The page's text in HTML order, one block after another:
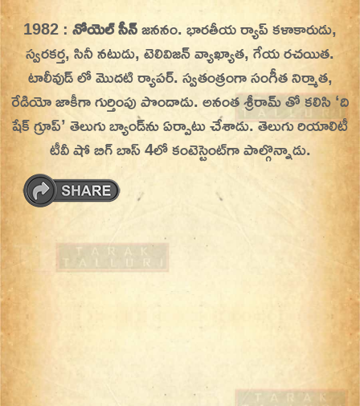
Skip
content
On This Day
Today in History | On This Day | This Day in
History | Today in India | What Happened
Today in India | Charitralo eroju | charitra lo
eroju |
1982 :నోయెల్ సీన్జననం. భారతీయ ర్యాప్ కళాకారుడు,
స్వరకర్త, సినీ నటుడు, టెలివిజన్ వ్యాఖ్యాత, గేయ రచయిత.
టాలీవుడ్ లో మొదటి ర్యాపర్. స్వతంత్రంగా సంగీత నిర్మాత,
రేడియో జాకీగా గుర్తింపు పొందాడు. అనంత శ్రీరామ్‌ తో కలిసి ‘ది
షేక్ గ్రూప్’ తెలుగు బ్యాండ్‌ను ఏర్పాటు చేశాడు. తెలుగు రియాలిటీ
టీవీ షో బిగ్ బాస్ 4లో కంటెస్టెంట్‌గా పాల్గొన్నాడు.